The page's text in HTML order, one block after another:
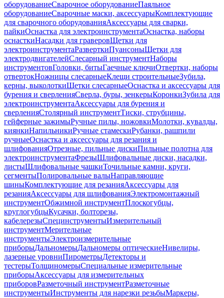
оборудованиеСварочное оборудованиеПаяльное
оборудованиеСварочные маски, аксессуарыКомплектующие
для сварочного оборудованияАксессуары для сварки,
пайкиОснастка для электроинструментаОснастка, наборы
оснасткиНасадки для граверовЩетки для
электроинструментаРазверткиПуансоныЩетки для
электродвигателейСлесарный инструментНаборы
инструментовГоловки, битыГаечные ключиОтвертки, наборы
отвертокНожницы слесарныеКлещи строительныеЗубила,
керны, выколоткиЩетки слесарныеОснастка и аксессуары для
бурения и сверленияСверла, буры, зенкерыКоронкиЗубила для
электроинструментаАксессуары для бурения и
сверленияСтолярный инструментТиски, струбцины,
гейферные зажимыРучные пилы, ножовкиМолотки, кувалды,
киянкиНапильникиРучные стамескиРубанки, рашпили
ручныеОснастка и аксессуары для резания и
шлифованияОтрезные, пильные дискиПильные полотна для
электроинструментаФрезыШлифовальные диски, насадки,
листыШлифовальные чашкиТочильные камни, круги,
сегментыПолировальные валыНаправляющие
шиныКомплектующие для резанияАксессуары для
резанияАксессуары для шлифованияЭлектромонтажный
инструментОбжимной инструментПлоскогубцы,
круглогубцыКусачки, болторезы,
кабелерезыСпецинструментыИзмерительный
инструментМерительные
инструментыЭлектроизмерительные
приборыДальномерыДальномеры оптическиеНивелиры,
лазерные уровниПирометрыДетекторы и
тестерыТолщиномерыСпециальные измерительные
приборыАксессуары для измерительных
приборовРазметочный инструментРазметочные
инструментыИнструменты для нарезки резьбыМаркеры,